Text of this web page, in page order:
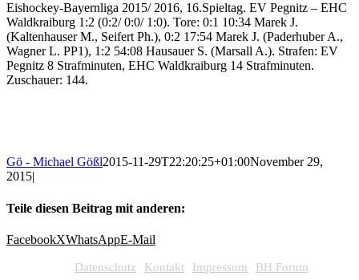
Eishockey-Bayernliga 2015/ 2016, 16.Spieltag. EV Pegnitz – EHC
Waldkraiburg 1:2 (0:2/ 0:0/ 1:0). Tore: 0:1 10:34 Marek J.
(Kaltenhauser M., Seifert Ph.), 0:2 17:54 Marek J. (Paderhuber A.,
Wagner L. PP1), 1:2 54:08 Hausauer S. (Marsall A.). Strafen: EV
Pegnitz 8 Strafminuten, EHC Waldkraiburg 14 Strafminuten.
Zuschauer: 144.
Gö - Michael Gößl2015-11-29T22:20:25+01:00November 29,
2015|
Teile diesen Beitrag mit anderen:
FacebookXWhatsAppE-Mail
Datenschutz Kontakt Impressum BH Forum